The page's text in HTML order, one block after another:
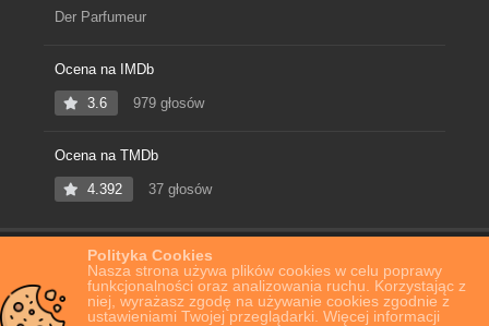
Polityka Cookies
Nasza strona używa plików cookies w celu poprawy
funkcjonalności oraz analizowania ruchu. Korzystając z
niej, wyrażasz zgodę na używanie cookies zgodnie z
ustawieniami Twojej przeglądarki. Więcej informacji
Der Parfumeur
Ocena na IMDb
3.6 979 głosów
Ocena na TMDb
4.392 37 głosów
Film Online Perfumiarz